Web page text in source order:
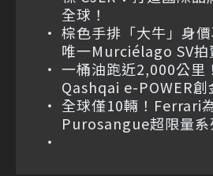
全球！
棕色手排「大牛」身
唯一Murciélago SV拍
一桶油跑近2,000公里
Qashqai e-POWER創
全球僅10輛！Ferrari
Purosangue超限量系